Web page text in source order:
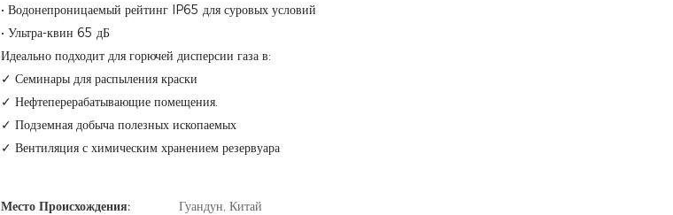
• Водонепроницаемый рейтинг IP65 для суровых условий
• Ультра-квин 65 дБ
Идеально подходит для горючей дисперсии газа в:
✓ Семинары для распыления краски
✓ Нефтеперерабатывающие помещения.
✓ Подземная добыча полезных ископаемых
✓ Вентиляция с химическим хранением резервуара
Место Происхождения:
Гуандун, Китай